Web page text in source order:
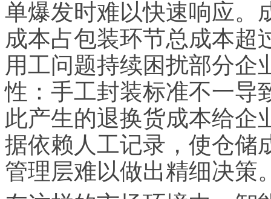
单爆发时难以快速响应
成本占包装环节总成本超
用工问题持续困扰部分企
性：手工封装标准不一导
此产生的退换货成本给企
据依赖人工记录，使仓储
管理层难以做出精细决策